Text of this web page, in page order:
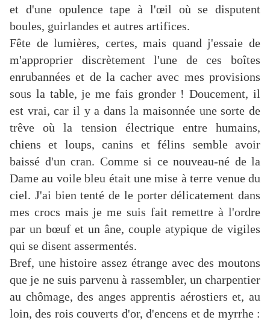
et d'une opulence tape à l'œil où se disputent
boules, guirlandes et autres artifices.
Fête de lumières, certes, mais quand j'essaie de
m'approprier discrètement l'une de ces boîtes
enrubannées et de la cacher avec mes provisions
sous la table, je me fais gronder ! Doucement, il
est vrai, car il y a dans la maisonnée une sorte de
trêve où la tension électrique entre humains,
chiens et loups, canins et félins semble avoir
baissé d'un cran. Comme si ce nouveau-né de la
Dame au voile bleu était une mise à terre venue du
ciel. J'ai bien tenté de le porter délicatement dans
mes crocs mais je me suis fait remettre à l'ordre
par un bœuf et un âne, couple atypique de vigiles
qui se disent assermentés.
Bref, une histoire assez étrange avec des moutons
que je ne suis parvenu à rassembler, un charpentier
au chômage, des anges apprentis aérostiers et, au
loin, des rois couverts d'or, d'encens et de myrrhe :